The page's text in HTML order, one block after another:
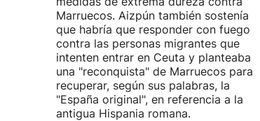
Marruecos. Aizpún también sostenía
que habría que responder con fuego
contra las personas migrantes que
intenten entrar en Ceuta y planteaba
una "reconquista" de Marruecos para
recuperar, según sus palabras, la
"España original", en referencia a la
antigua Hispania romana.